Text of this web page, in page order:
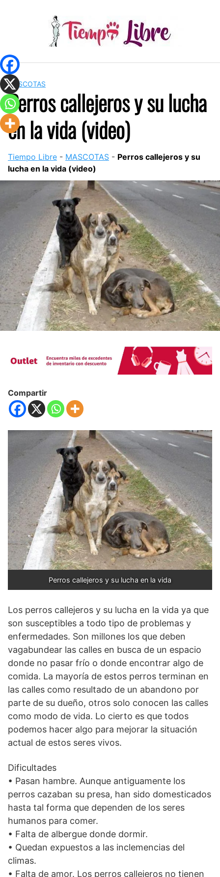
MASCOTAS
Perros callejeros y su lucha
en la vida (video)
Tiempo Libre - MASCOTAS - Perros callejeros y su
lucha en la vida (video)
Compartir
Perros callejeros y su lucha en la vida
Los perros callejeros y su lucha en la vida ya que
son susceptibles a todo tipo de problemas y
enfermedades. Son millones los que deben
vagabundear las calles en busca de un espacio
donde no pasar frío o donde encontrar algo de
comida. La mayoría de estos perros terminan en
las calles como resultado de un abandono por
parte de su dueño, otros solo conocen las calles
como modo de vida. Lo cierto es que todos
podemos hacer algo para mejorar la situación
actual de estos seres vivos.
Dificultades
• Pasan hambre. Aunque antiguamente los
perros cazaban su presa, han sido domesticados
hasta tal forma que dependen de los seres
humanos para comer.
• Falta de albergue donde dormir.
• Quedan expuestos a las inclemencias del
climas.
• Falta de amor. Los perros callejeros no tienen